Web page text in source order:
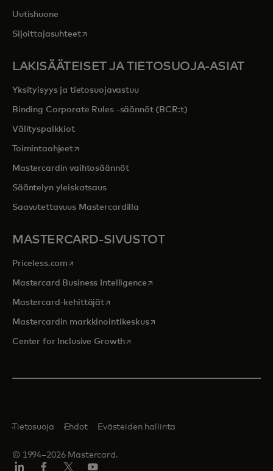
Uutishuone
Sijoittajasuhteetopens in a new tab
LAKISÄÄTEISET JA TIETOSUOJA-ASIAT
Yksityisyys ja tietosuojavastuu
Binding Corporate Rules -säännöt (BCR:t)
Välityspalkkiot
Toimintaohjeetopens in a new tab
Mastercardin vaihtosäännöt
Sääntelyn yleiskatsaus
Saavutettavuus Mastercardilla
MASTERCARD-SIVUSTOT
Priceless.com opens in a new tab
Mastercard Business Intelligenceopens in a new tab
Mastercard-kehittäjätopens in a new tab
Mastercardin markkinointikeskusopens in a new tab
Center for Inclusive Growthopens in a new tab
© 1994–2026 Mastercard.
Tietosuoja Ehdot Evästeiden hallinta